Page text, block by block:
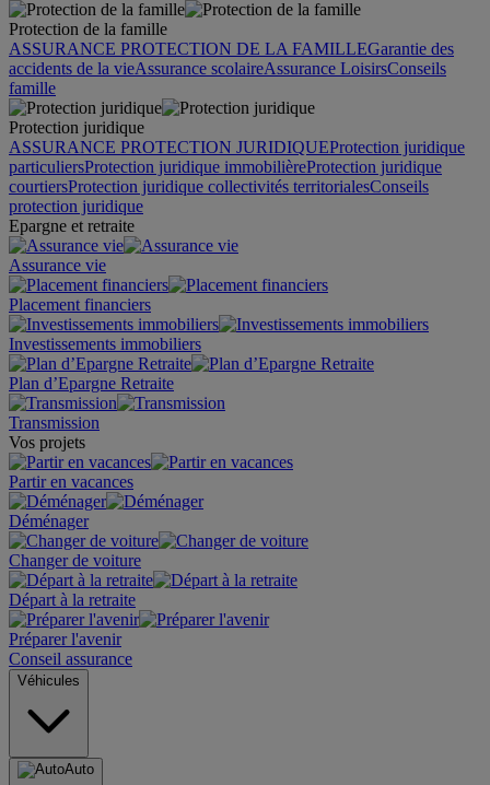
Protection de la famille
ASSURANCE PROTECTION DE LA FAMILLEGarantie des
accidents de la vieAssurance scolaireAssurance LoisirsConseils
famille
Protection juridique
ASSURANCE PROTECTION JURIDIQUEProtection juridique
particuliersProtection juridique immobilièreProtection juridique
courtiersProtection juridique collectivités territorialesConseils
protection juridique
Epargne et retraite
Assurance vie
Placement financiers
Investissements immobiliers
Plan d’Epargne Retraite
Transmission
Vos projets
Partir en vacances
Déménager
Changer de voiture
Départ à la retraite
Préparer l'avenir
Conseil assurance
Véhicules
Auto